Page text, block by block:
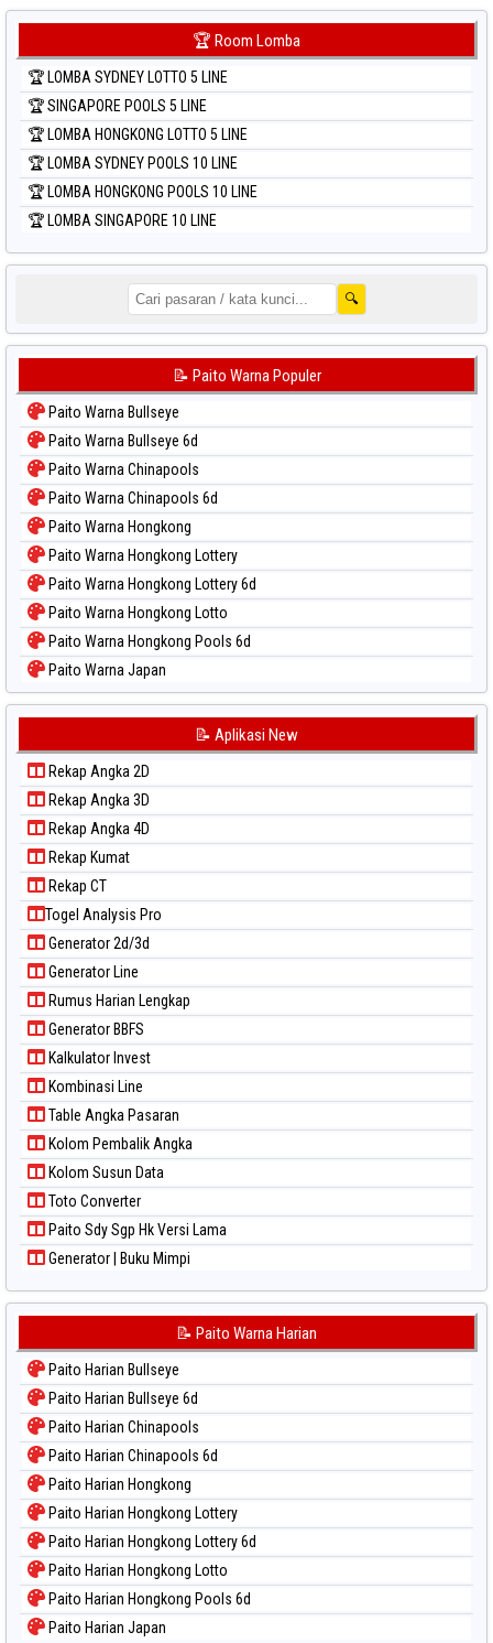
🏆 Room Lomba
🏆 LOMBA SYDNEY LOTTO 5 LINE
🏆 SINGAPORE POOLS 5 LINE
🏆 LOMBA HONGKONG LOTTO 5 LINE
🏆 LOMBA SYDNEY POOLS 10 LINE
🏆 LOMBA HONGKONG POOLS 10 LINE
🏆 LOMBA SINGAPORE 10 LINE
🔍
📝 Paito Warna Populer
Paito Warna Bullseye
Paito Warna Bullseye 6d
Paito Warna Chinapools
Paito Warna Chinapools 6d
Paito Warna Hongkong
Paito Warna Hongkong Lottery
Paito Warna Hongkong Lottery 6d
Paito Warna Hongkong Lotto
Paito Warna Hongkong Pools 6d
Paito Warna Japan
Paito Warna Japan 6d
Paito Warna Kuda Lari
Paito Warna Magnum Cambodia
Paito Warna Nagoya
Paito Warna New York Midday
Paito Warna North Carolina Day
Paito Warna Pcso
Paito Warna Pennsylvania Day
Paito Warna Sao Paulo
Paito Warna Singapore
Paito Warna Sydney
Paito Warna Sydney Lottery
Paito Warna Sydney Lottery 6d
Paito Warna Sydney Lotto
Paito Warna Sydney Pools 6d
Paito Warna Taipei
Paito Warna Taiwan
📝 Aplikasi New
Rekap Angka 2D
Rekap Angka 3D
Rekap Angka 4D
Rekap Kumat
Rekap CT
Togel Analysis Pro
Generator 2d/3d
Generator Line
Rumus Harian Lengkap
Generator BBFS
Kalkulator Invest
Kombinasi Line
Table Angka Pasaran
Kolom Pembalik Angka
Kolom Susun Data
Toto Converter
Paito Sdy Sgp Hk Versi Lama
Generator | Buku Mimpi
📝 Paito Warna Harian
Paito Harian Bullseye
Paito Harian Bullseye 6d
Paito Harian Chinapools
Paito Harian Chinapools 6d
Paito Harian Hongkong
Paito Harian Hongkong Lottery
Paito Harian Hongkong Lottery 6d
Paito Harian Hongkong Lotto
Paito Harian Hongkong Pools 6d
Paito Harian Japan